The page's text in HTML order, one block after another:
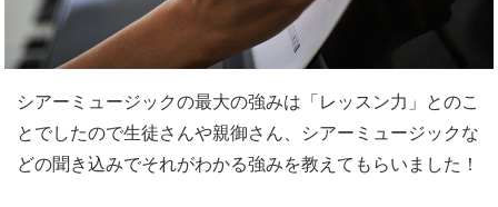
シアーミュージックの最大の強みは「レッスン力」とのこ
とでしたので生徒さんや親御さん、シアーミュージックな
どの聞き込みでそれがわかる強みを教えてもらいました！